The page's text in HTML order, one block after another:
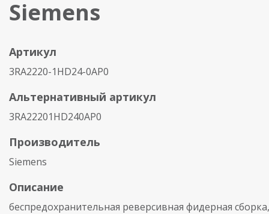
Siemens
Артикул
3RA2220-1HD24-0AP0
Альтернативный артикул
3RA22201HD240AP0
Производитель
Siemens
Описание
беспредохранительная реверсивная фидерная